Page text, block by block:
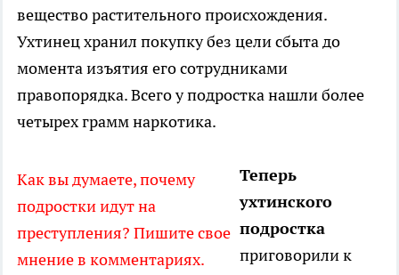
вещество растительного происхождения.
Ухтинец хранил покупку без цели сбыта до
момента изъятия его сотрудниками
правопорядка. Всего у подростка нашли более
четырех грамм наркотика.
Как вы думаете, почему
подростки идут на
преступления? Пишите свое
мнение в комментариях.
Теперь
ухтинского
подростка
приговорили к